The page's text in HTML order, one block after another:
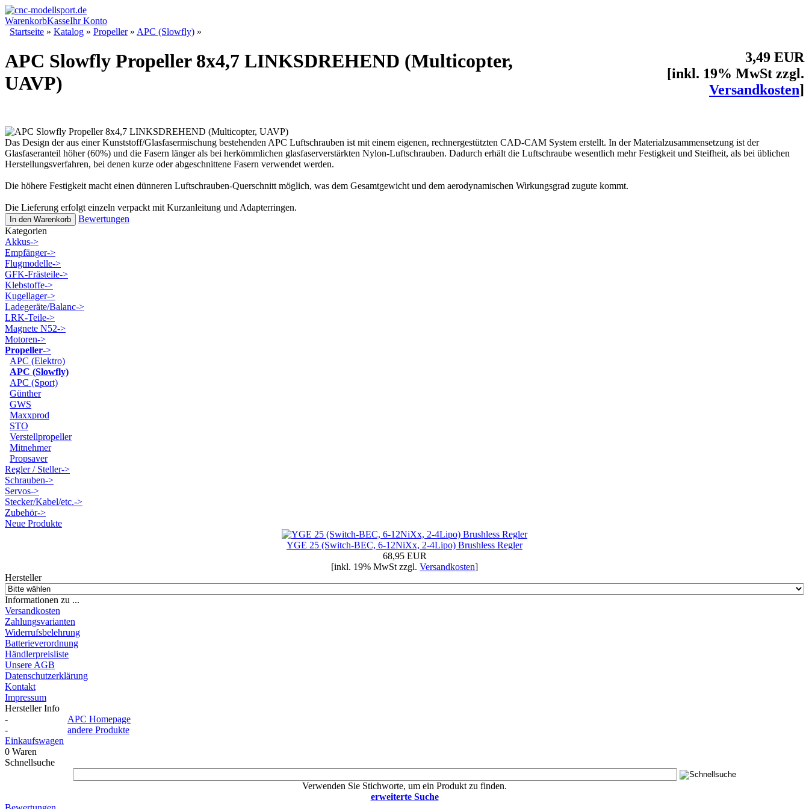
WarenkorbKasseIhr Konto
Startseite » Katalog » Propeller» APC (Slowfly) »
APC Slowfly Propeller 8x4,7 LINKSDREHEND (Multicopter,
UAVP)
3,49 EUR
[inkl. 19% MwSt zzgl.
Versandkosten]
Das Design der aus einer Kunststoff/Glasfasermischung bestehenden APC Luftschrauben ist mit einem eigenen, rechnergestützten CAD-CAM System erstellt. In der Materialzusammensetzung ist der
Glasfaseranteil höher (60%) und die Fasern länger als bei herkömmlichen glasfaserverstärkten Nylon-Luftschrauben. Dadurch erhält die Luftschraube wesentlich mehr Festigkeit und Steifheit, als bei üblichen
Herstellungsverfahren, bei denen kurze oder abgeschnittene Fasern verwendet werden.
Die höhere Festigkeit macht einen dünneren Luftschrauben-Querschnitt möglich, was dem Gesamtgewicht und dem aerodynamischen Wirkungsgrad zugute kommt.
Die Lieferung erfolgt einzeln verpackt mit Kurzanleitung und Adapterringen.
In den Warenkorb
Bewertungen
Kategorien
Akkus->
Empfänger->
Flugmodelle->
GFK-Frästeile->
Klebstoffe->
Kugellager->
Ladegeräte/Balanc->
LRK-Teile->
Magnete N52->
Motoren->
Propeller->
APC (Elektro)
APC (Slowfly)
APC (Sport)
Günther
GWS
Maxxprod
STO
Verstellpropeller
Mitnehmer
Propsaver
Regler / Steller->
Schrauben->
Servos->
Stecker/Kabel/etc.->
Zubehör->
Neue Produkte
YGE 25 (Switch-BEC, 6-12NiXx, 2-4Lipo) Brushless Regler
68,95 EUR
[inkl. 19% MwSt zzgl. Versandkosten]
Hersteller
Informationen zu ...
Versandkosten
Zahlungsvarianten
Widerrufsbelehrung
Batterieverordnung
Händlerpreisliste
Unsere AGB
Datenschutzerklärung
Kontakt
Impressum
Hersteller Info
-
APC Homepage
-
andere Produkte
Einkaufswagen
0 Waren
Schnellsuche
Verwenden Sie Stichworte, um ein Produkt zu finden.
erweiterte Suche